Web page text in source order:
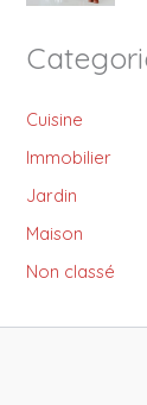
Cuisine
Immobilier
Jardin
Maison
Non classé